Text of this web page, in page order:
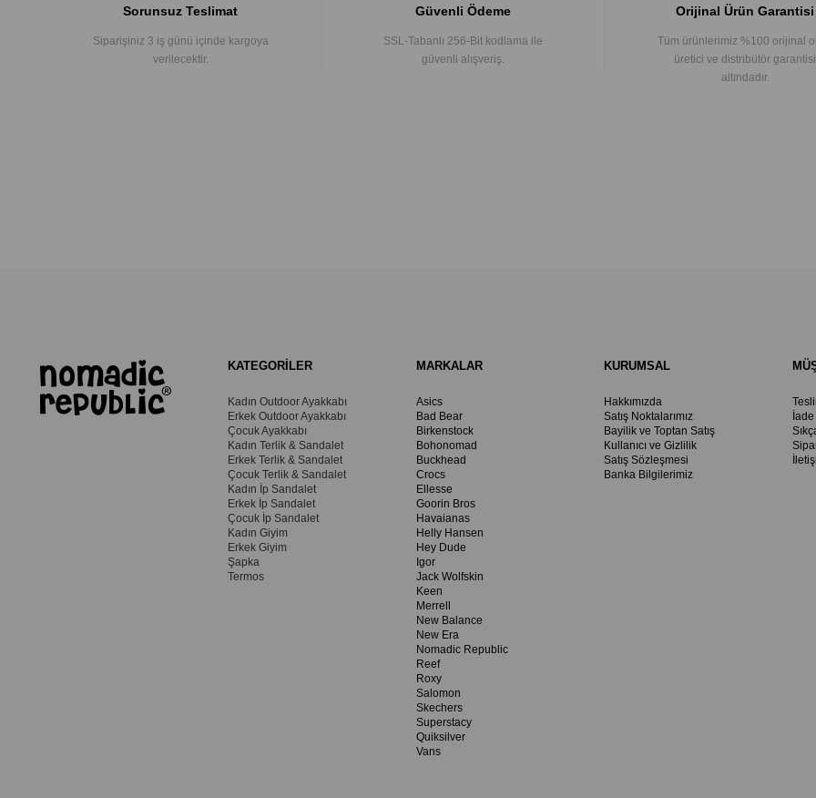
Sorunsuz Teslimat
Siparişiniz 3 iş günü içinde kargoya
verilecektir.
Güvenli Ödeme
SSL-Tabanlı 256-Bit kodlama ile
güvenli alışveriş.
Orijinal Ürün Garantisi
Tüm ürünlerimiz %100 orijinal
üretici ve distribütör garantisi
altındadır.
KATEGORİLER
Kadın Outdoor Ayakkabı
Erkek Outdoor Ayakkabı
Çocuk Ayakkabı
Kadın Terlik & Sandalet
Erkek Terlik & Sandalet
Çocuk Terlik & Sandalet
Kadın İp Sandalet
Erkek İp Sandalet
Çocuk İp Sandalet
Kadın Giyim
Erkek Giyim
Şapka
Termos
MARKALAR
Asics
Bad Bear
Birkenstock
Bohonomad
Buckhead
Crocs
Ellesse
Goorin Bros
Havaianas
Helly Hansen
Hey Dude
Igor
Jack Wolfskin
Keen
Merrell
New Balance
New Era
Nomadic Republic
Reef
Roxy
Salomon
Skechers
Superstacy
Quiksilver
Vans
KURUMSAL
Hakkımızda
Satış Noktalarımız
Bayilik ve Toptan Satış
Kullanıcı ve Gizlilik
Satış Sözleşmesi
Banka Bilgilerimiz